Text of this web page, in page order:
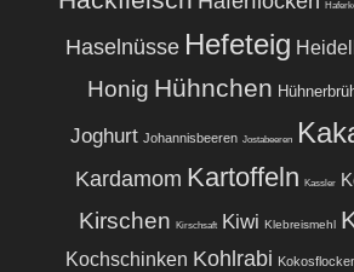
Haselnüsse Hefeteig
Honig Hühnchen
Joghurt Johannisbeeren Jostabeeren
Kardamom Kartoffeln Kassler
Kirschen Kirschsaft Kiwi Klebreismehl
Kochschinken Kohlrabi